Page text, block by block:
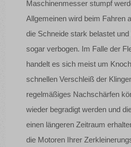
Maschinenmesser stumpf
Allgemeinen wird beim Fahren
die Schneide stark belastet
sogar verbogen. Im Falle der
handelt es sich meist um
schnellen Verschleiß der
regelmäßiges Nachschärfen
wieder begradigt werden und
einen längeren Zeitraum
die Motoren Ihrer